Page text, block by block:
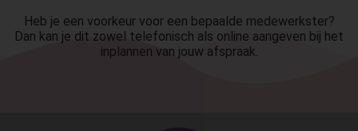
Heb je een voorkeur voor een bepaalde medewerkster?
Dan kan je dit zowel telefonisch als online aangeven bij het
inplannen van jouw afspraak.